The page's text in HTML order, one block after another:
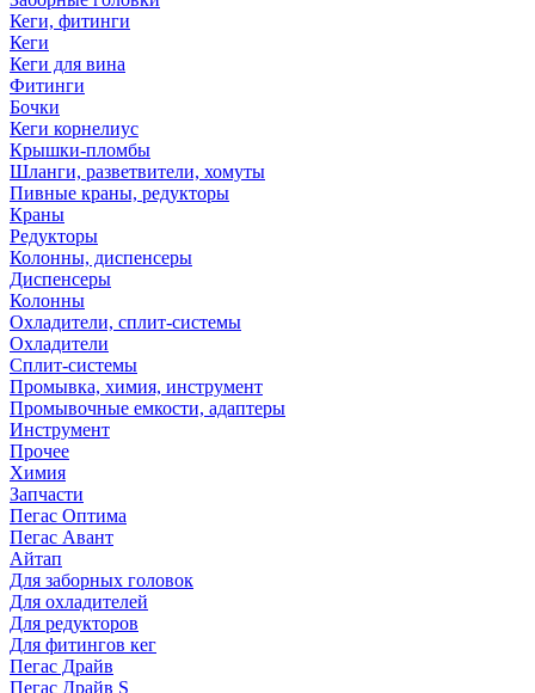
Кеги, фитинги
Кеги
Кеги для вина
Фитинги
Бочки
Кеги корнелиус
Крышки-пломбы
Шланги, разветвители, хомуты
Пивные краны, редукторы
Краны
Редукторы
Колонны, диспенсеры
Диспенсеры
Колонны
Охладители, сплит-системы
Охладители
Сплит-системы
Промывка, химия, инструмент
Промывочные емкости, адаптеры
Инструмент
Прочее
Химия
Запчасти
Пегас Оптима
Пегас Авант
Айтап
Для заборных головок
Для охладителей
Для редукторов
Для фитингов кег
Пегас Драйв
Пегас Драйв S